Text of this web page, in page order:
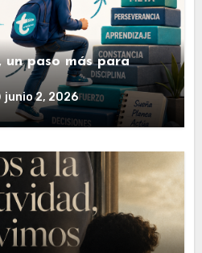
un paso más para
junio 2, 2026